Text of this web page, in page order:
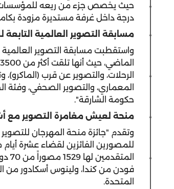
درجة داخل غرفة مستديرة مزودة
مسابقة التصوير العالمية التابعة
الرحلات، والتصوير عن قرب
المعماري، والتصوير الصحفي، وفئة
حكومة الشارقة".
منحة لعيش مغامرة التصوير مع
وتقدم "جائزة منحة المهرجان
للمصورين الفائزين لقضاء عشرة
فودن من كندا، ولينوس أسكادور من
المتحدة.